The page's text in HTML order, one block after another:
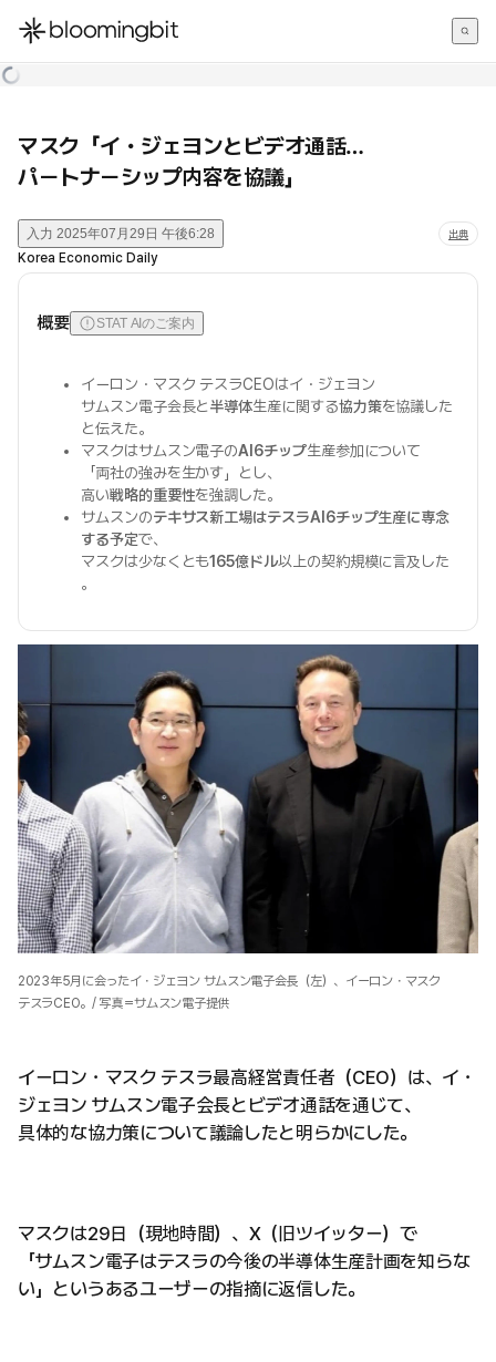
한국어
マスク「イ・ジェヨンとビデオ通話…
パートナーシップ内容を協議」
入力 2025年07月29日 午後6:28 出典
Korea Economic Daily
概要 STAT AIのご案内
イーロン・マスク テスラCEOはイ・ジェヨン
サムスン電子会長と半導体生産に関する協力策を協議した
と伝えた。
マスクはサムスン電子のAI6チップ生産参加について
「両社の強みを生かす」とし、
高い戦略的重要性を強調した。
サムスンのテキサス新工場はテスラAI6チップ生産に専念
する予定で、
マスクは少なくとも165億ドル以上の契約規模に言及した
。
2023年5月に会ったイ・ジェヨン サムスン電子会長（左）、イーロン・マスク
テスラCEO。/ 写真＝サムスン電子提供
イーロン・マスク テスラ最高経営責任者（CEO）は、イ・
ジェヨン サムスン電子会長とビデオ通話を通じて、
具体的な協力策について議論したと明らかにした。
マスクは29日（現地時間）、X（旧ツイッター）で
「サムスン電子はテスラの今後の半導体生産計画を知らな
い」というあるユーザーの指摘に返信した。